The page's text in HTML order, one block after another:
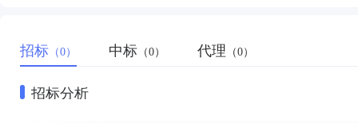
招标 （0） 中标 （0） 代理 （0）
招标分析